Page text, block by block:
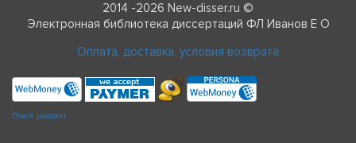
2014 -2026 New-disser.ru ©
Электронная библиотека диссертаций ФЛ Иванов Е О
Оплата, доставка, условия возврата
Check passport